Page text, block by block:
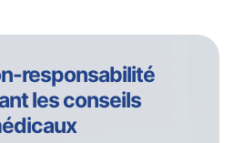
responsabilité
les conseils